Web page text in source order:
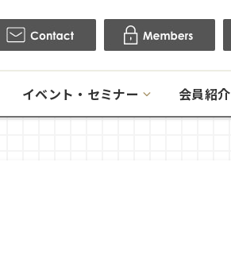
イベント・セミナー 会員紹介